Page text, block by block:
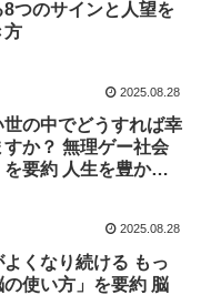
つのサインと人望を
方
2025.08.28
世の中でどうすれば幸
か？ 無理ゲー社会
要約 人生を豊かに
2025.08.28
よくなり続ける もっ
の使い方」を要約 脳